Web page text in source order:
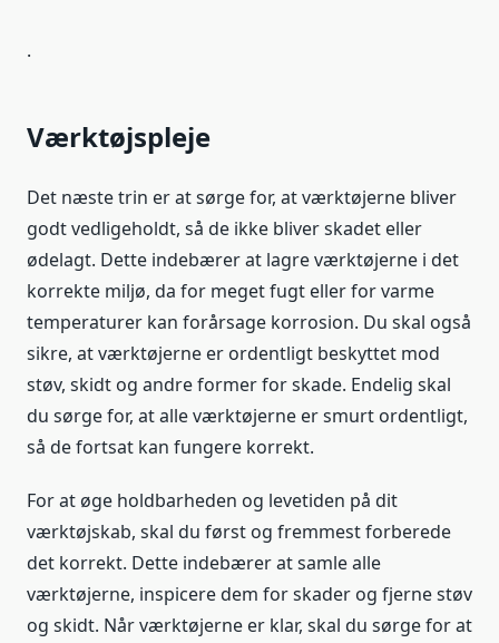
.
Værktøjspleje
Det næste trin er at sørge for, at værktøjerne bliver
godt vedligeholdt, så de ikke bliver skadet eller
ødelagt. Dette indebærer at lagre værktøjerne i det
korrekte miljø, da for meget fugt eller for varme
temperaturer kan forårsage korrosion. Du skal også
sikre, at værktøjerne er ordentligt beskyttet mod
støv, skidt og andre former for skade. Endelig skal
du sørge for, at alle værktøjerne er smurt ordentligt,
så de fortsat kan fungere korrekt.
For at øge holdbarheden og levetiden på dit
værktøjskab, skal du først og fremmest forberede
det korrekt. Dette indebærer at samle alle
værktøjerne, inspicere dem for skader og fjerne støv
og skidt. Når værktøjerne er klar, skal du sørge for at